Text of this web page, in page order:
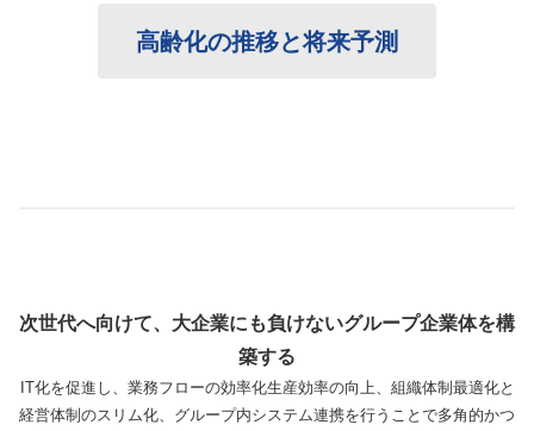
高齢化の推移と将来予測
次世代へ向けて、大企業にも負けないグループ企業体を構
築する
IT化を促進し、業務フローの効率化生産効率の向上、組織体制最適化と
経営体制のスリム化、グループ内システム連携を行うことで多角的かつ